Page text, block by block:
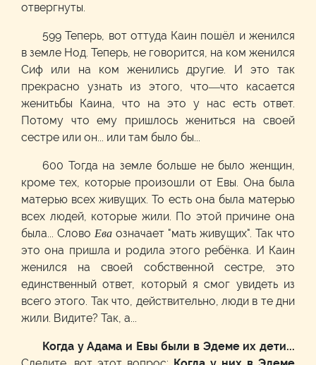
отвергнуты.
599 Теперь, вот оттуда Каин пошёл и женился
в земле Нод. Теперь, не говорится, на ком женился
Сиф или на ком женились другие. И это так
прекрасно узнать из этого, что—что касается
женитьбы Каина, что на это у нас есть ответ.
Потому что ему пришлось жениться на своей
сестре или он... или там было бы...
600 Тогда на земле больше не было женщин,
кроме тех, которые произошли от Евы. Она была
матерью всех живущих. То есть она была матерью
всех людей, которые жили. По этой причине она
была... Слово Ева означает "мать живущих". Так что
это она пришла и родила этого ребёнка. И Каин
женился на своей собственной сестре, это
единственный ответ, который я смог увидеть из
всего этого. Так что, действительно, люди в те дни
жили. Видите? Так, а...
Когда у Адама и Евы были в Эдеме их дети...